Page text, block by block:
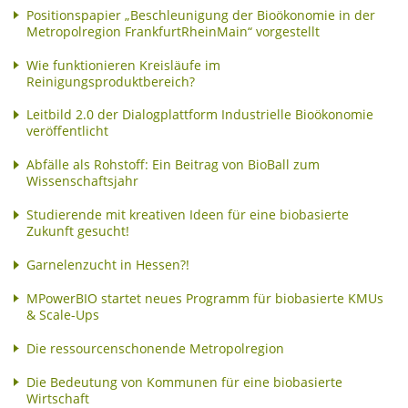
Positionspapier „Beschleunigung der Bioökonomie in der
Metropolregion FrankfurtRheinMain“ vorgestellt
Wie funktionieren Kreisläufe im
Reinigungsproduktbereich?
Leitbild 2.0 der Dialogplattform Industrielle Bioökonomie
veröffentlicht
Abfälle als Rohstoff: Ein Beitrag von BioBall zum
Wissenschaftsjahr
Studierende mit kreativen Ideen für eine biobasierte
Zukunft gesucht!
Garnelenzucht in Hessen?!
MPowerBIO startet neues Programm für biobasierte KMUs
& Scale-Ups
Die ressourcenschonende Metropolregion
Die Bedeutung von Kommunen für eine biobasierte
Wirtschaft